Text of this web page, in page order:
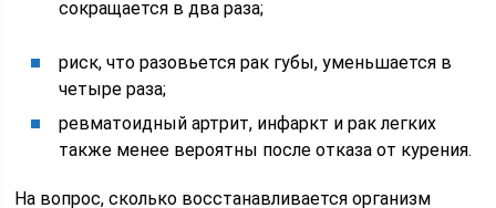
сокращается в два раза;
риск, что разовьется рак губы, уменьшается в
четыре раза;
ревматоидный артрит, инфаркт и рак легких
также менее вероятны после отказа от курения.
На вопрос, сколько восстанавливается организм